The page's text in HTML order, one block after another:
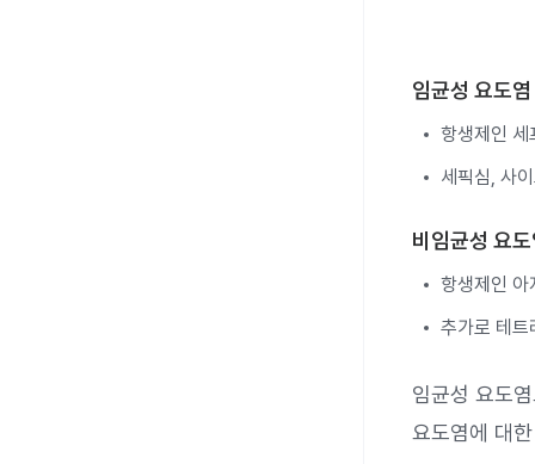
임균성 요도염
항생제인 세
세픽심, 사
비임균성 요
항생제인 아
추가로 테트
임균성 요도
요도염에 대